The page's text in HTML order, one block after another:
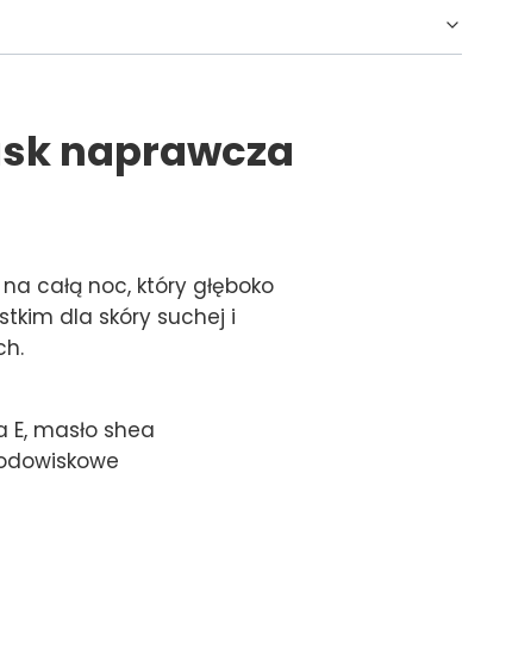
naprawcza
całą noc, który głęboko
dla skóry suchej i
masło shea